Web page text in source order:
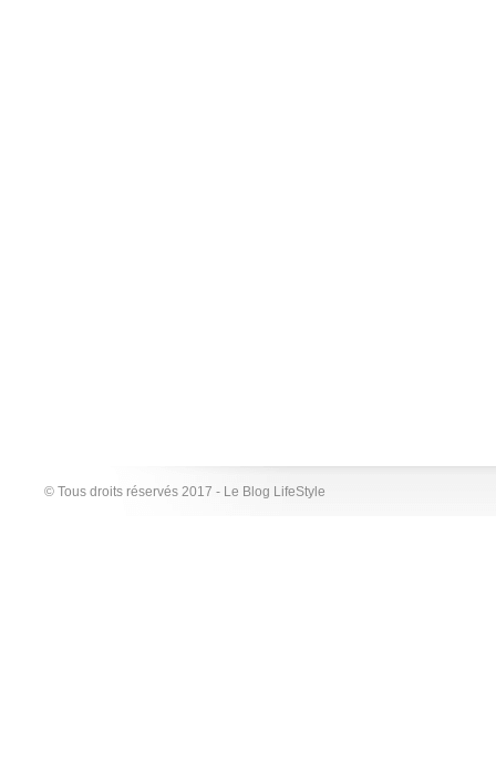
© Tous droits réservés 2017 - Le Blog LifeStyle